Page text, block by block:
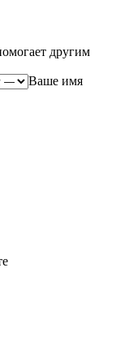
другим
Ваше имя